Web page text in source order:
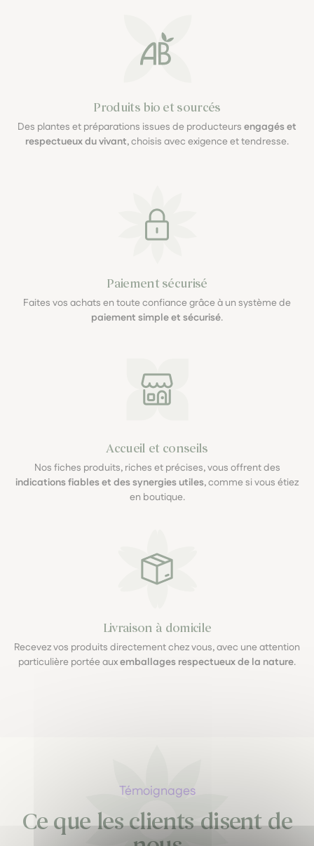
Produits bio et sourcés
Des plantes et préparations issues de producteurs engagés et
respectueux du vivant, choisis avec exigence et tendresse.
Paiement sécurisé
Faites vos achats en toute confiance grâce à un système de
paiement simple et sécurisé.
Accueil et conseils
Nos fiches produits, riches et précises, vous offrent des
indications fiables et des synergies utiles, comme si vous étiez
en boutique.
Livraison à domicile
Recevez vos produits directement chez vous, avec une attention
particulière portée auxemballages respectueux de la nature.
Témoignages
Ce que les clients disent de